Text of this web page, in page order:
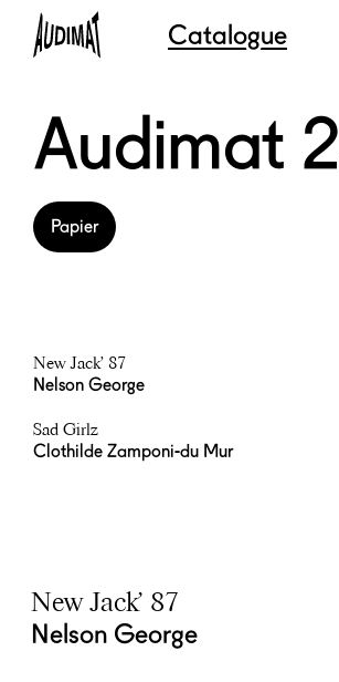
Catalogue
Audimat
Papier
New Jack’ 87
Nelson George
Sad Girlz
Clothilde Zamponi-du Mur
New Jack’ 87
Nelson George